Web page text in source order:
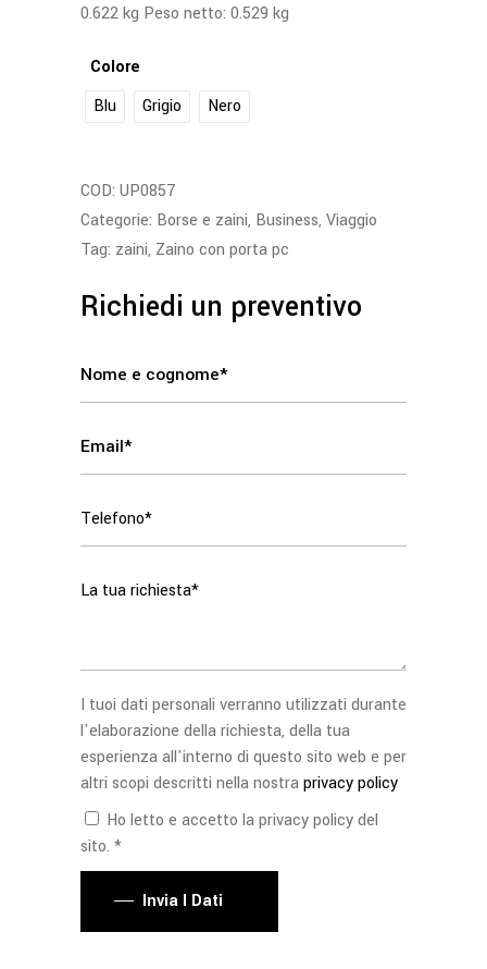
0.622 kg Peso netto: 0.529 kg
Colore
Blu
Grigio Nero
COD: UP0857
Categorie: Borse e zaini, Business, Viaggio
Tag: zaini, Zaino con porta pc
Richiedi un preventivo
I tuoi dati personali verranno utilizzati durante
l'elaborazione della richiesta, della tua
esperienza all'interno di questo sito web e per
altri scopi descritti nella nostraprivacy policy
Ho letto e accetto la privacy policy del
sito. *
Invia I Dati